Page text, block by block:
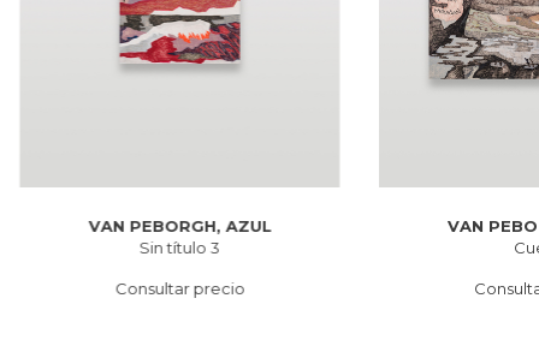
VAN PEBORGH, AZUL
Sin título 3
Consultar precio
VAN